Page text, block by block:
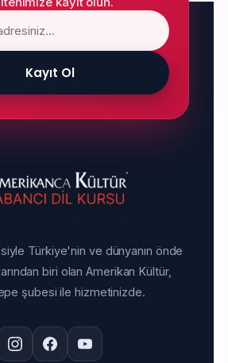
Kayıt Ol
Türkiye'nin ve dünyanın önde
biri olan Amerikan Kültür,
şubesi ile hizmetinizde.